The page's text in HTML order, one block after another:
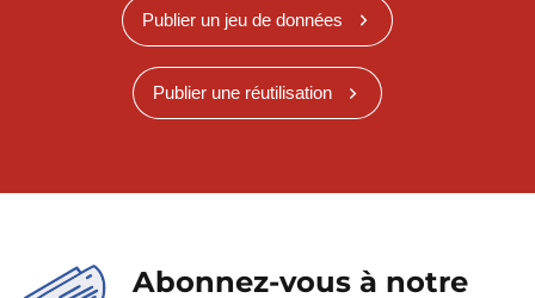
Publier un jeu de données
Publier une réutilisation
Abonnez-vous à notre